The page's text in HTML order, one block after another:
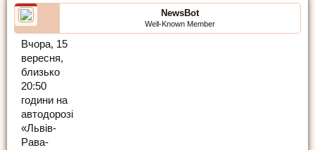
NewsBot
Well-Known Member
Вчора, 15
вересня,
близько
20:50
години на
автодорозі
«Львів-
Рава-